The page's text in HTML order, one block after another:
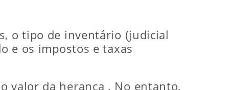
o tipo de inventário (judicial
e os impostos e taxas
valor da herança . No entanto,